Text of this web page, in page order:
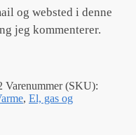
og websted i denne
jeg kommenterer.
Varenummer (SKU):
, El, gas og